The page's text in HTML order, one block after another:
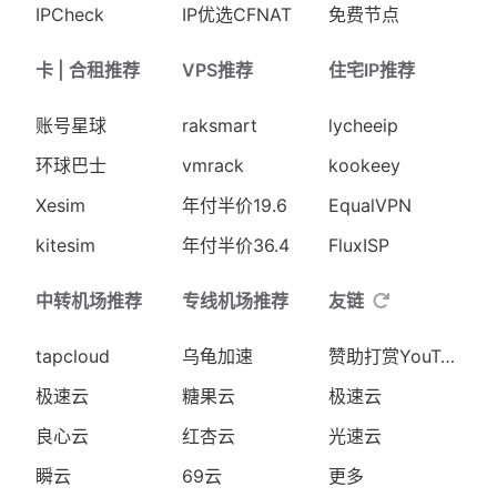
IPCheck IP优选CFNAT 免费节点
卡 | 合租推荐
账号星球
环球巴士
Xesim
kitesim
VPS推荐
raksmart
vmrack
年付半价19.6
年付半价36.4
住宅IP推荐
lycheeip
kookeey
EqualVPN
FluxISP
中转机场推荐
tapcloud
极速云
良心云
瞬云
专线机场推荐
乌龟加速
糖果云
红杏云
69云
友链
赞助打赏YouTube
极速云
光速云
更多